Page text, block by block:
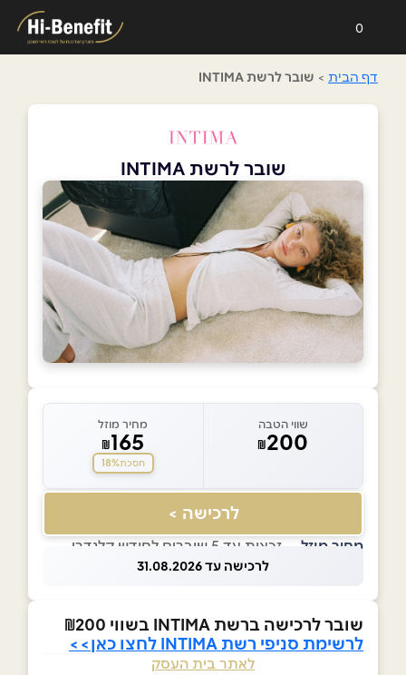
0
דף הבית > שובר לרשת INTIMA
שובר לרשת INTIMA
שווי הטבה
₪200
מחיר מוזל
₪165
חסכת18%
לרכישה >
מחיר מוזל — זכאות עד 5 שוברים לחודש קלנדרי
לרכישה עד 31.08.2026
שובר לרכישה ברשת INTIMA בשווי ₪200
לרשימת סניפי רשת INTIMA לחצו כאן>>
לאתר בית העסק